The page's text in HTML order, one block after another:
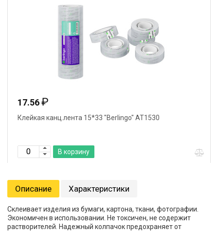
17.56₽
Клейкая канц.лента 15*33 "Berlingo" AT1530
В корзину
Описание Характеристики
Склеивает изделия из бумаги, картона, ткани, фотографии.
Экономичен в использовании. Не токсичен, не содержит
растворителей. Надежный колпачок предохраняет от